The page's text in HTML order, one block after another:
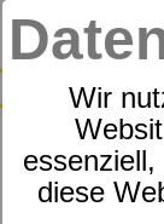
Wir
diese